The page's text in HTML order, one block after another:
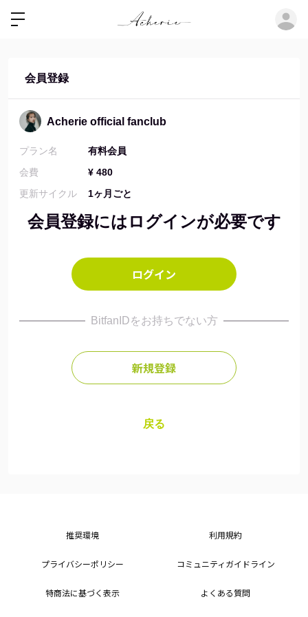
会員登録
Acherie official fanclub
プラン名
有料会員
会費
¥ 480
更新サイクル
1ヶ月ごと
会員登録にはログインが必要です
ログイン
BitfanIDをお持ちでない方
新規登録
戻る
推奨環境 利用規約
プライバシーポリシー コミュニティガイドライン
特商法に基づく表示 よくある質問